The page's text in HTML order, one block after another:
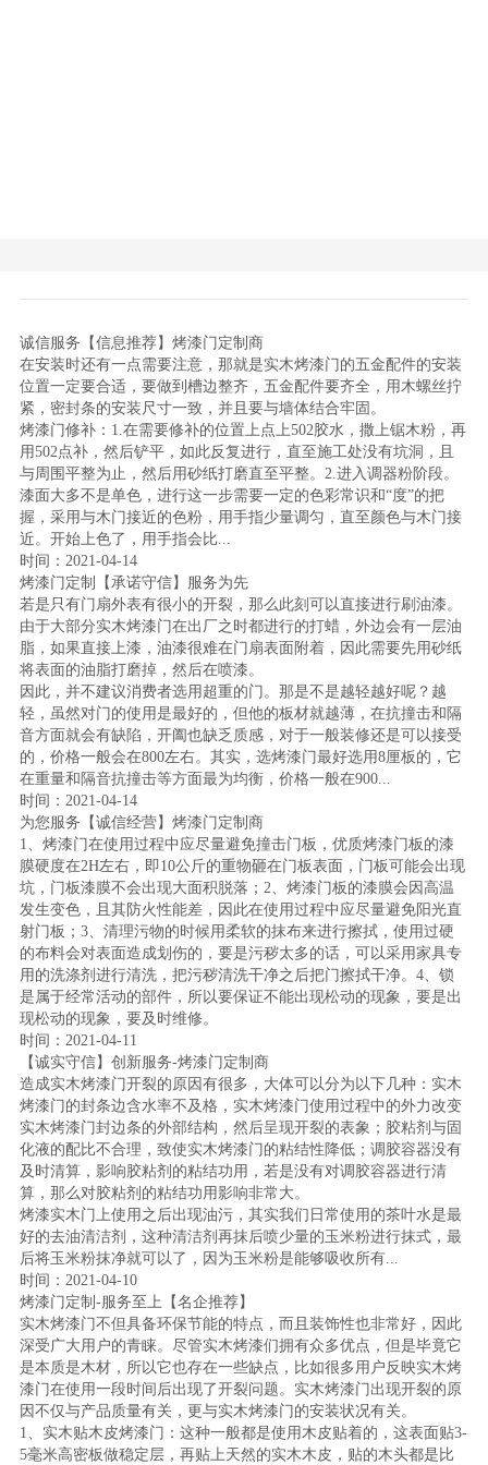
诚信服务【信息推荐】烤漆门定制商
在安装时还有一点需要注意，那就是实木烤漆门的五金配件的安装
位置一定要合适，要做到槽边整齐，五金配件要齐全，用木螺丝拧
紧，密封条的安装尺寸一致，并且要与墙体结合牢固。
烤漆门修补：1.在需要修补的位置上点上502胶水，撒上锯木粉，再
用502点补，然后铲平，如此反复进行，直至施工处没有坑洞，且
与周围平整为止，然后用砂纸打磨直至平整。2.进入调器粉阶段。
漆面大多不是单色，进行这一步需要一定的色彩常识和“度”的把
握，采用与木门接近的色粉，用手指少量调匀，直至颜色与木门接
近。开始上色了，用手指会比...
时间：2021-04-14
烤漆门定制【承诺守信】服务为先
若是只有门扇外表有很小的开裂，那么此刻可以直接进行刷油漆。
由于大部分实木烤漆门在出厂之时都进行的打蜡，外边会有一层油
脂，如果直接上漆，油漆很难在门扇表面附着，因此需要先用砂纸
将表面的油脂打磨掉，然后在喷漆。
因此，并不建议消费者选用超重的门。那是不是越轻越好呢？越
轻，虽然对门的使用是最好的，但他的板材就越薄，在抗撞击和隔
音方面就会有缺陷，开阖也缺乏质感，对于一般装修还是可以接受
的，价格一般会在800左右。其实，选烤漆门最好选用8厘板的，它
在重量和隔音抗撞击等方面最为均衡，价格一般在900...
时间：2021-04-14
为您服务【诚信经营】烤漆门定制商
1、烤漆门在使用过程中应尽量避免撞击门板，优质烤漆门板的漆
膜硬度在2H左右，即10公斤的重物砸在门板表面，门板可能会出现
坑，门板漆膜不会出现大面积脱落；2、烤漆门板的漆膜会因高温
发生变色，且其防火性能差，因此在使用过程中应尽量避免阳光直
射门板；3、清理污物的时候用柔软的抹布来进行擦拭，使用过硬
的布料会对表面造成划伤的，要是污秽太多的话，可以采用家具专
用的洗涤剂进行清洗，把污秽清洗干净之后把门擦拭干净。4、锁
是属于经常活动的部件，所以要保证不能出现松动的现象，要是出
现松动的现象，要及时维修。
时间：2021-04-11
【诚实守信】创新服务-烤漆门定制商
造成实木烤漆门开裂的原因有很多，大体可以分为以下几种：实木
烤漆门的封条边含水率不及格，实木烤漆门使用过程中的外力改变
实木烤漆门封边条的外部结构，然后呈现开裂的表象；胶粘剂与固
化液的配比不合理，致使实木烤漆门的粘结性降低；调胶容器没有
及时清算，影响胶粘剂的粘结功用，若是没有对调胶容器进行清
算，那么对胶粘剂的粘结功用影响非常大。
烤漆实木门上使用之后出现油污，其实我们日常使用的茶叶水是最
好的去油清洁剂，这种清洁剂再抹后喷少量的玉米粉进行抹式，最
后将玉米粉抹净就可以了，因为玉米粉是能够吸收所有...
时间：2021-04-10
烤漆门定制-服务至上【名企推荐】
实木烤漆门不但具备环保节能的特点，而且装饰性也非常好，因此
深受广大用户的青睐。尽管实木烤漆们拥有众多优点，但是毕竟它
是本质是木材，所以它也存在一些缺点，比如很多用户反映实木烤
漆门在使用一段时间后出现了开裂问题。实木烤漆门出现开裂的原
因不仅与产品质量有关，更与实木烤漆门的安装状况有关。
1、实木贴木皮烤漆门：这种一般都是使用木皮贴着的，这表面贴3-
5毫米高密板做稳定层，再贴上天然的实木木皮，贴的木头都是比